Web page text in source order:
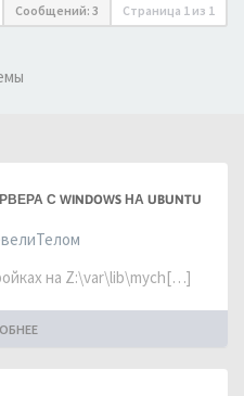
Сообщений: 3 Страница 1 из 1
С WINDOWS НА UBUNTU
на Z:\var\lib\mych[…]